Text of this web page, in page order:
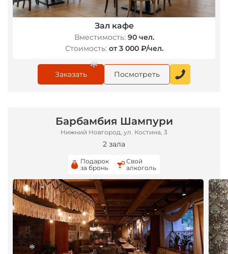
Зал кафе
Вместимость: 90 чел.
Стоимость: от 3 000 ₽/чел.
Заказать Посмотреть
Барбамбия Шампури
Нижний Новгород, ул. Костина, 3
2 зала
Подарок
за бронь
Свой
алкоголь
*